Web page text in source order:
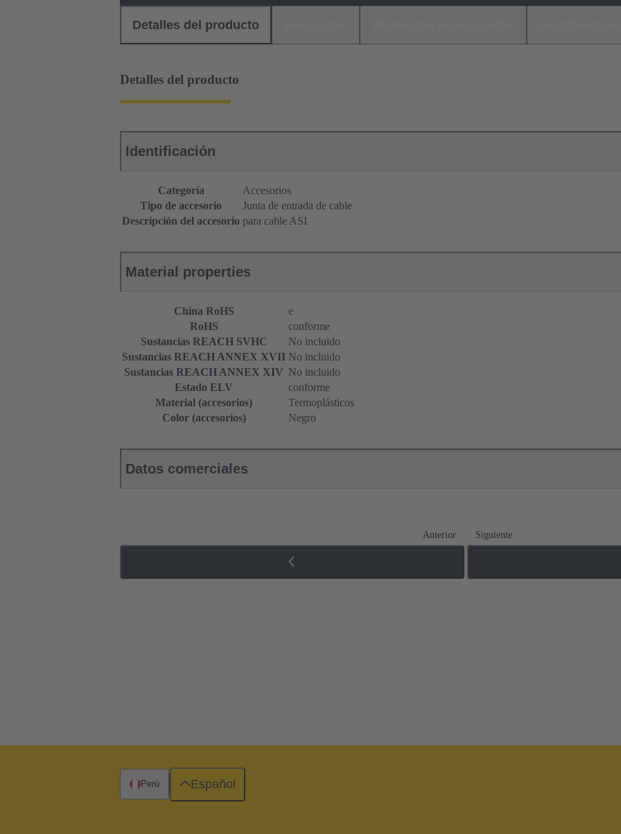
Detalles del producto
Detalles del producto
Identificación
Categoría
Accesorios
Tipo de accesorio
Junta de entrada de cable
Descripción del accesorio para cable ASI
Material properties
China RoHS
e
RoHS
conforme
Sustancias REACH SVHC
No incluido
Sustancias REACH ANNEX XVII No incluido
Sustancias REACH ANNEX XIV No incluido
Estado ELV
conforme
Material (accesorios)
Termoplásticos
Color (accesorios)
Negro
Datos comerciales
Anterior Siguiente
Perú Español